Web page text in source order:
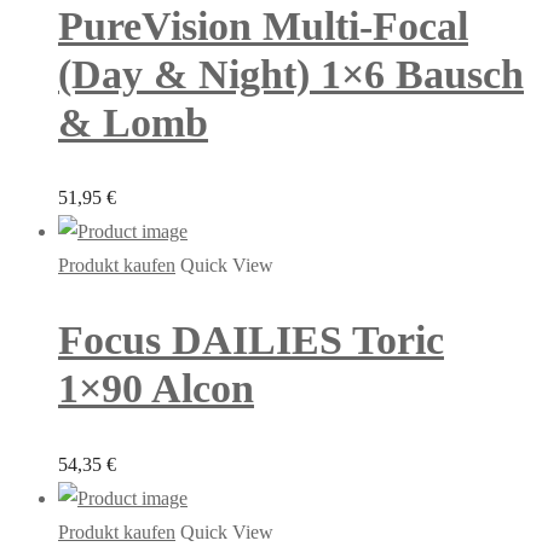
PureVision Multi-Focal
(Day & Night) 1×6 Bausch
& Lomb
51,95 €
Produkt kaufen Quick View
Focus DAILIES Toric
1×90 Alcon
54,35 €
Produkt kaufen Quick View